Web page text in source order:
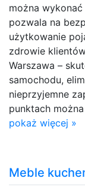
można wykonać
pozwala na
użytkowanie
zdrowie
Warszawa –
samochodu,
nieprzyjemne
punktach
pokaż więcej »
Meble